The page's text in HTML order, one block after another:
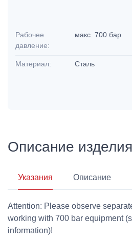
Рабочее
давление:
макс. 700 бар
Материал: Сталь
Описание изделия
Указания Описание
Attention: Please observe
working with 700 bar equipment
information)!